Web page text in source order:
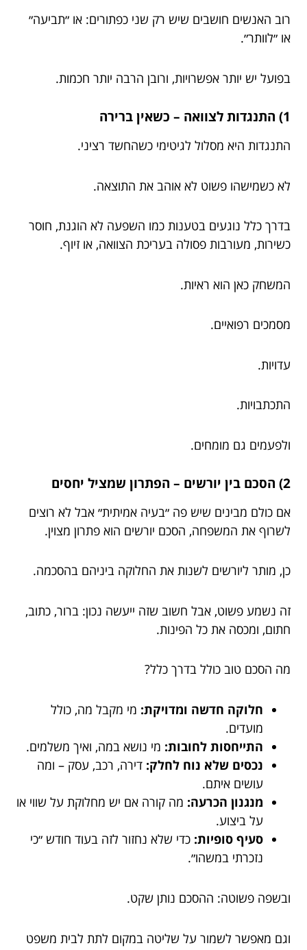
רוב האנשים חושבים שיש רק שני כפתורים: או ״תביעה״
או ״לוותר״.
בפועל יש יותר אפשרויות, ורובן הרבה יותר חכמות.
1) התנגדות לצוואה – כשאין ברירה
התנגדות היא מסלול לגיטימי כשהחשד רציני.
לא כשמישהו פשוט לא אוהב את התוצאה.
בדרך כלל נוגעים בטענות כמו השפעה לא הוגנת, חוסר
כשירות, מעורבות פסולה בעריכת הצוואה, או זיוף.
המשחק כאן הוא ראיות.
מסמכים רפואיים.
עדויות.
התכתבויות.
ולפעמים גם מומחים.
2) הסכם בין יורשים – הפתרון שמציל יחסים
אם כולם מבינים שיש פה ״בעיה אמיתית״ אבל לא רוצים
לשרוף את המשפחה, הסכם יורשים הוא פתרון מצוין.
כן, מותר ליורשים לשנות את החלוקה ביניהם בהסכמה.
זה נשמע פשוט, אבל חשוב שזה ייעשה נכון: ברור, כתוב,
חתום, ומכסה את כל הפינות.
מה הסכם טוב כולל בדרך כלל?
חלוקה חדשה ומדויקת: מי מקבל מה, כולל
מועדים.
התייחסות לחובות: מי נושא במה, ואיך משלמים.
נכסים שלא נוח לחלק: דירה, רכב, עסק – ומה
עושים איתם.
מנגנון הכרעה: מה קורה אם יש מחלוקת על שווי או
על ביצוע.
סעיף סופיות: כדי שלא נחזור לזה בעוד חודש ״כי
נזכרתי במשהו״.
ובשפה פשוטה: ההסכם נותן שקט.
וגם מאפשר לשמור על שליטה במקום לתת לבית משפט